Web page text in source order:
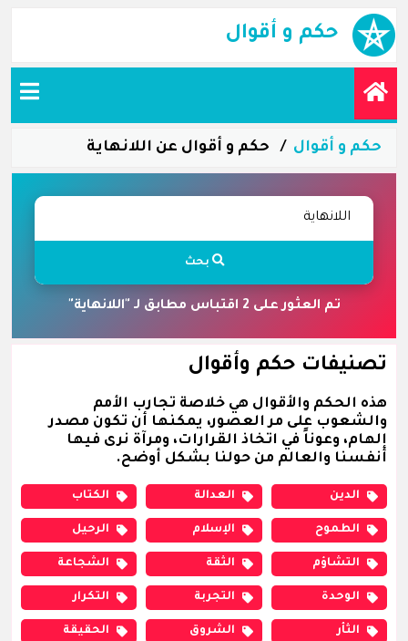
حكم و أقوال
حكم و أقوال حكم و أقوال عن اللانهاية
بحث
تم العثور على 2 اقتباس مطابق لـ "اللانهاية"
تصنيفات حكم وأقوال
هذه الحكم والأقوال هي خلاصة تجارب الأمم
والشعوب على مر العصور، يمكنها أن تكون مصدر
إلهام، وعوناً في اتخاذ القرارات، ومرآة نرى فيها
أنفسنا والعالم من حولنا بشكل أوضح.
الدين العدالة الكتاب
الطموح الإسلام الرحيل
التشاؤم الثقة الشجاعة
الوحدة التجربة التكرار
الثأر الشروق الحقيقة